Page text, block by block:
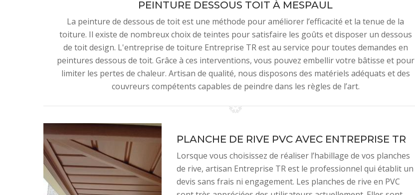
PEINTURE DESSOUS TOIT À MESPAUL
La peinture de dessous de toit est une méthode pour améliorer l’efficacité et la tenue de la
toiture. Il existe de nombreux choix de teintes pour satisfaire les goûts et disposer un dessous
de toit design. L'entreprise de toiture Entreprise TR est au service pour toutes demandes en
peintures dessous de toit. Grâce à ces interventions, vous pouvez embellir votre bâtisse et pour
limiter les pertes de chaleur. Artisan de qualité, nous disposons des matériels adéquats et des
couvreurs compétents capables de peindre dans les règles de l’art.
PLANCHE DE RIVE PVC AVEC ENTREPRISE TR
Lorsque vous choisissez de réaliser l’habillage de vos planches
de rive, artisan Entreprise TR est le professionnel qui établit un
devis sans frais ni engagement. Les planches de rive en PVC